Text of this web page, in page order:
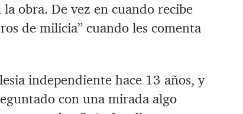
obra. De vez en cuando recibe
de milicia” cuando les comenta
independiente hace 13 años, y
con una mirada algo